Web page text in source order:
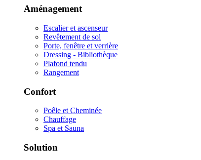
Aménagement
Escalier et ascenseur
Revêtement de sol
Porte, fenêtre et verrière
Dressing - Bibliothèque
Plafond tendu
Rangement
Confort
Poêle et Cheminée
Chauffage
Spa et Sauna
Solution